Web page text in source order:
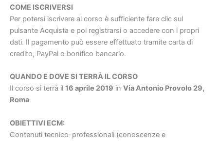
COME ISCRIVERSI
Per potersi iscrivere al corso è sufficiente fare clic sul
pulsante Acquista e poi registrarsi o accedere con i propri
dati. Il pagamento può essere effettuato tramite carta di
credito, PayPal o bonifico bancario.
QUANDO E DOVE SI TERRÀ IL CORSO
Il corso si terrà il 16 aprile 2019 in Via Antonio Provolo 29,
Roma
OBIETTIVI ECM:
Contenuti tecnico-professionali (conoscenze e